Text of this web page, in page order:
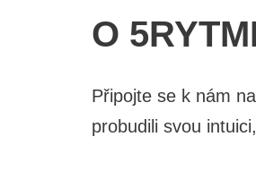
O
Připojte se k nám
probudili svou